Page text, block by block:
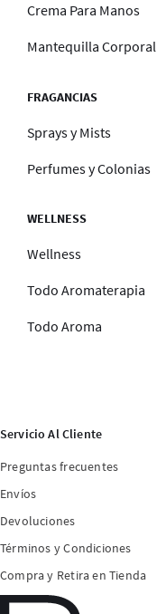
Crema Para Manos
Mantequilla Corporal
FRAGANCIAS
Sprays y Mists
Perfumes y Colonias
WELLNESS
Wellness
Todo Aromaterapia
Todo Aroma
Servicio Al Cliente
Preguntas frecuentes
Envíos
Devoluciones
Términos y Condiciones
Compra y Retira en Tienda